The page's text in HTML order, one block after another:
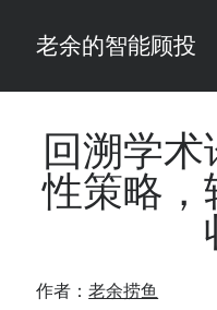
老余的智能顾投
Sidebar
最新发表 ：
仓位大小背后的数学：为什么
为什么说每年6月底是罗素
回溯学
性策略，
作者：老余捞鱼